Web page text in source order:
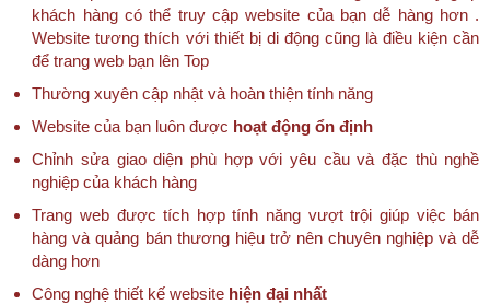
khách hàng có thể truy cập website của bạn dễ hàng hơn .
Website tương thích với thiết bị di động cũng là điều kiện cần
để trang web bạn lên Top
Thường xuyên cập nhật và hoàn thiện tính năng
Website của bạn luôn được hoạt động ổn định
Chỉnh sửa giao diện phù hợp với yêu cầu và đặc thù nghề
nghiệp của khách hàng
Trang web được tích hợp tính năng vượt trội giúp việc bán
hàng và quảng bán thương hiệu trở nên chuyên nghiệp và dễ
dàng hơn
Công nghệ thiết kế website hiện đại nhất